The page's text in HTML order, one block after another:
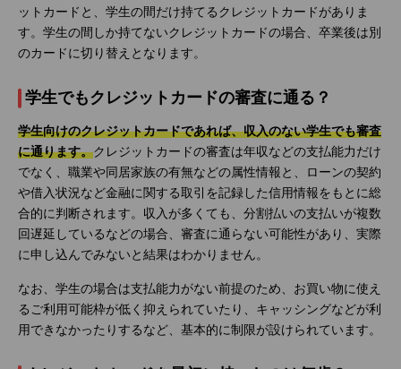
ットカードと、学生の間だけ持てるクレジットカードがありま
す。学生の間しか持てないクレジットカードの場合、卒業後は別
のカードに切り替えとなります。
学生でもクレジットカードの審査に通る？
学生向けのクレジットカードであれば、収入のない学生でも審査
に通ります。クレジットカードの審査は年収などの支払能力だけ
でなく、職業や同居家族の有無などの属性情報と、ローンの契約
や借入状況など金融に関する取引を記録した信用情報をもとに総
合的に判断されます。収入が多くても、分割払いの支払いが複数
回遅延しているなどの場合、審査に通らない可能性があり、実際
に申し込んでみないと結果はわかりません。
なお、学生の場合は支払能力がない前提のため、お買い物に使え
るご利用可能枠が低く抑えられていたり、キャッシングなどが利
用できなかったりするなど、基本的に制限が設けられています。